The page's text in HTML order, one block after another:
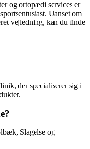
og ortopædi services er
Uanset om
vejledning, kan du finde
der specialiserer sig i
Slagelse og